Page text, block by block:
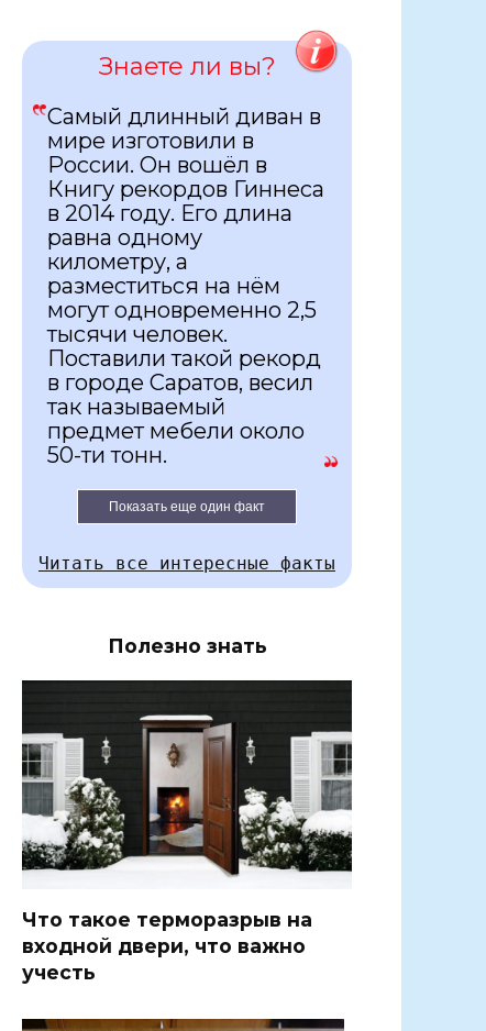
Знаете ли вы?
Самый длинный диван в
мире изготовили в
России. Он вошёл в
Книгу рекордов Гиннеса
в 2014 году. Его длина
равна одному
километру, а
разместиться на нём
могут одновременно 2,5
тысячи человек.
Поставили такой рекорд
в городе Саратов, весил
так называемый
предмет мебели около
50-ти тонн.
Показать еще один факт
Читать все интересные факты
Полезно знать
Что такое терморазрыв на
входной двери, что важно
учесть